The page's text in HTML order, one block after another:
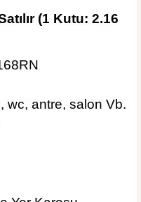
(1 Kutu: 2.16
wc, antre, salon Vb.